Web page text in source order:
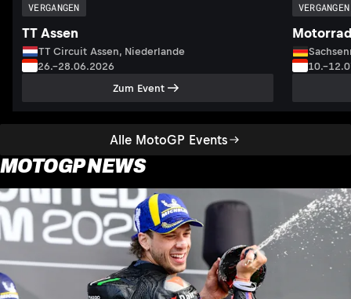
Alle MotoGP Events
VERGANGEN
TT Assen
TT Circuit Assen, Niederlande
26.–28.06.2026
Zum Event
VERGANGEN
MOTOGP NEWS